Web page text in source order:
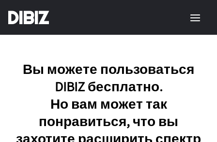
DIBIZ
Вы можете пользоваться
DIBIZ бесплатно.
Но вам может так
понравиться, что вы
захотите расширить спектр